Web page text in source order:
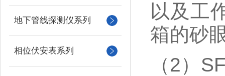
地下管线探测仪系列
相位伏安表系列
以及工
箱的砂
（2）